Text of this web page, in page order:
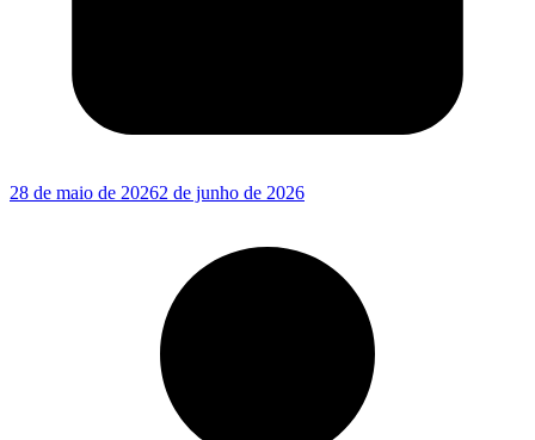
28 de maio de 20262 de junho de 2026